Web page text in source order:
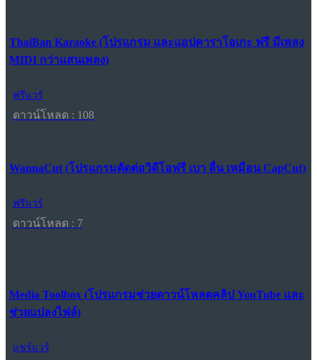
ThaiBan Karaoke (โปรแกรม และแอปคาราโอเกะ ฟรี มีเพลง
MIDI กว่าแสนเพลง)
ฟรีแวร์
ดาวน์โหลด : 108
WannaCut (โปรแกรมตัดต่อวิดีโอฟรี เบา ลื่น เหมือน CapCut)
ฟรีแวร์
ดาวน์โหลด : 7
Media Toolbox (โปรแกรมช่วยดาวน์โหลดคลิป YouTube และ
ช่วยแปลงไฟล์)
แชร์แวร์